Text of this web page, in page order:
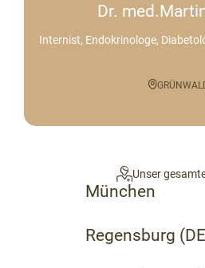
Dr.
Internist, Endokrinologe,
Unser
München
Regensburg